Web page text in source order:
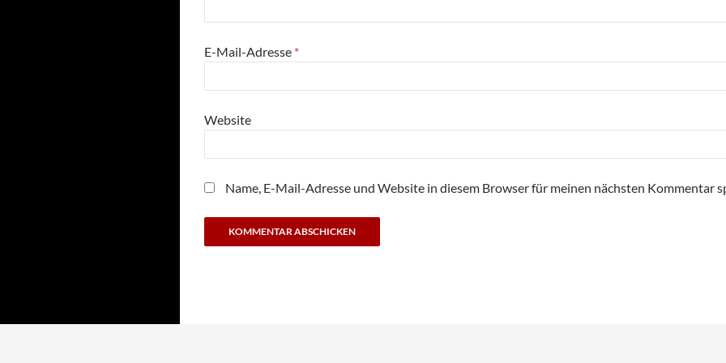
E-Mail-Adresse *
Website
Name, E-Mail-Adresse und Website in diesem Browser für meinen nächsten Kommentar